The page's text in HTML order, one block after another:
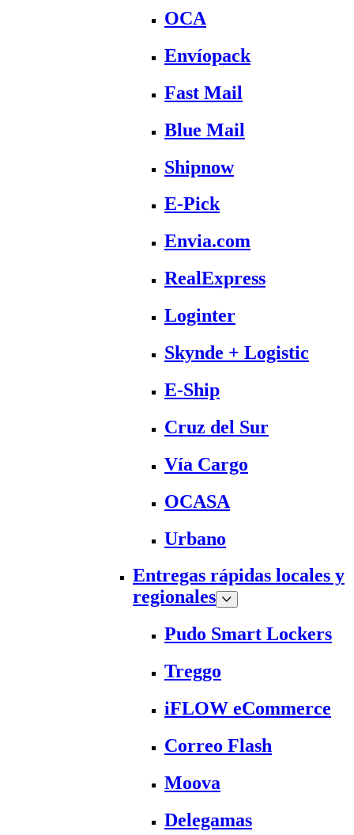
OCA
Envíopack
Fast Mail
Blue Mail
Shipnow
E-Pick
Envia.com
RealExpress
Loginter
Skynde + Logistic
E-Ship
Cruz del Sur
Vía Cargo
OCASA
Urbano
Entregas rápidas locales y
regionales
Pudo Smart Lockers
Treggo
iFLOW eCommerce
Correo Flash
Moova
Delegamas